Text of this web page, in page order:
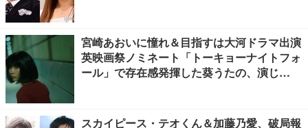
宮崎あおいに憧れ＆目指すは大河ドラマ出演
英映画祭ノミネート「トーキョーナイトフォ
ール」で存在感発揮した葵うたの、演じ
スカイピース・テオくん＆加藤乃愛、破局報